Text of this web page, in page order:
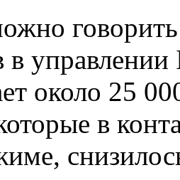
в
около 25
в